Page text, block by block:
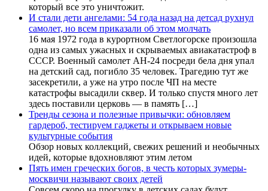
который все это уничтожит.
И стали дети ангелами: 54 года назад на детсад рухнул
самолет, но всем приказали об этом молчать
16 мая 1972 года в курортном Светлогорске произошла
одна из самых ужасных и скрываемых авиакатастроф в
СССР. Военный самолет АН-24 посреди бела дня упал
на детский сад, погибло 35 человек. Трагедию тут же
засекретили, а уже на утро после ЧП на месте
катастрофы высадили сквер. И только спустя много лет
здесь поставили церковь — в память […]
Тренды сезона и полезные привычки: обновляем
гардероб, тестируем гаджеты и открываем новые
культурные события
Обзор новых коллекций, свежих решений и необычных
идей, которые вдохновляют этим летом
Пять имен греческих богов, в честь которых зумеры-
москвичи называют своих детей